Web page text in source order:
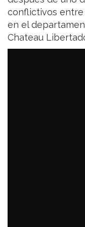
conflictivos entre
en el
Chateau